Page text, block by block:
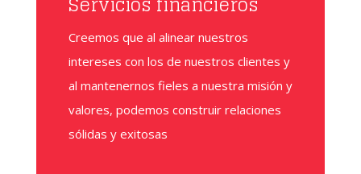
Creemos que al alinear nuestros
intereses con los de nuestros clientes y
al mantenernos fieles a nuestra misión y
valores, podemos construir relaciones
sólidas y exitosas